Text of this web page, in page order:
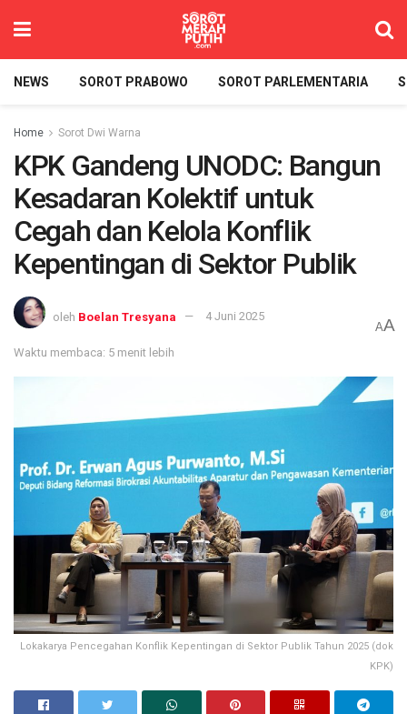
NEWS SOROT PRABOWO SOROT PARLEMENTARIA
Home Sorot Dwi Warna
KPK Gandeng UNODC: Bangun
Kesadaran Kolektif untuk
Cegah dan Kelola Konflik
Kepentingan di Sektor Publik
oleh Boelan Tresyana 4 Juni 2025
Waktu membaca: 5 menit lebih
AA
Lokakarya Pencegahan Konflik Kepentingan di Sektor Publik Tahun 2025 (dok
KPK)